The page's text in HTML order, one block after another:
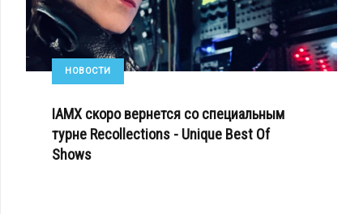
НОВОСТИ
IAMX скоро вернется со специальным
турне Recollections - Unique Best Of
Shows